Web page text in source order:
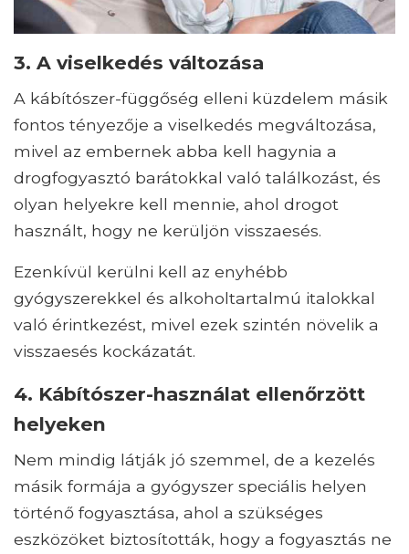
3. A viselkedés változása
A kábítószer-függőség elleni küzdelem másik
fontos tényezője a viselkedés megváltozása,
mivel az embernek abba kell hagynia a
drogfogyasztó barátokkal való találkozást, és
olyan helyekre kell mennie, ahol drogot
használt, hogy ne kerüljön visszaesés.
Ezenkívül kerülni kell az enyhébb
gyógyszerekkel és alkoholtartalmú italokkal
való érintkezést, mivel ezek szintén növelik a
visszaesés kockázatát.
4. Kábítószer-használat ellenőrzött
helyeken
Nem mindig látják jó szemmel, de a kezelés
másik formája a gyógyszer speciális helyen
történő fogyasztása, ahol a szükséges
eszközöket biztosították, hogy a fogyasztás ne